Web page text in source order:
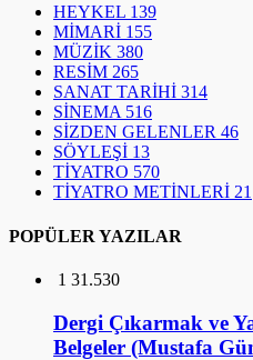
HEYKEL 139
MİMARİ 155
MÜZİK 380
RESİM 265
SANAT TARİHİ 314
SİNEMA 516
SİZDEN GELENLER 46
SÖYLEŞİ 13
TİYATRO 570
TİYATRO METİNLERİ 21
POPÜLER YAZILAR
1 31.530
Dergi Çıkarmak ve
Belgeler (Mustafa